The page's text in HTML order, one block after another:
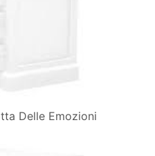
Delle Emozioni